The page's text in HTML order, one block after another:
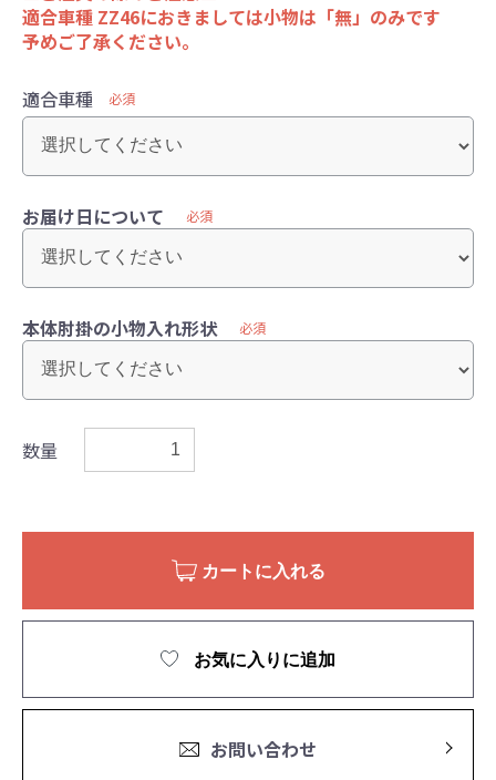
適合車種 ZZ46におきましては小物は「無」のみです
予めご了承ください。
適合車種 必須
お届け日について 必須
本体肘掛の小物入れ形状 必須
数量
カートに入れる
お気に入りに追加
お問い合わせ